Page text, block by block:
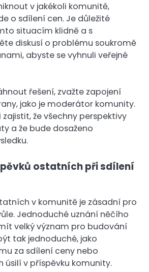
v jakékoli komunitě,
o sdílení cen. Je důležité
situacím klidně a s
diskusí o problému soukromě
abyste se vyhnuli veřejné
řešení, zvažte zapojení
jako je moderátor komunity.
že všechny perspektivy
a že bude dosaženo
ostatních při sdílení
v komunitě je zásadní pro
Jednoduché uznání něčího
velký význam pro budování
tak jednoduché, jako
za sdílení ceny nebo
úsilí v příspěvku komunity.